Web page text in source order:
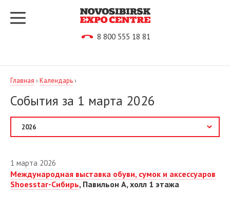
8 800 555 18 81
Главная ›Календарь›
События за 1 марта 2026
2026
1 марта 2026
Международная выставка обуви, сумок и аксессуаров
Shoesstar-Сибирь, Павильон А, холл 1 этажа